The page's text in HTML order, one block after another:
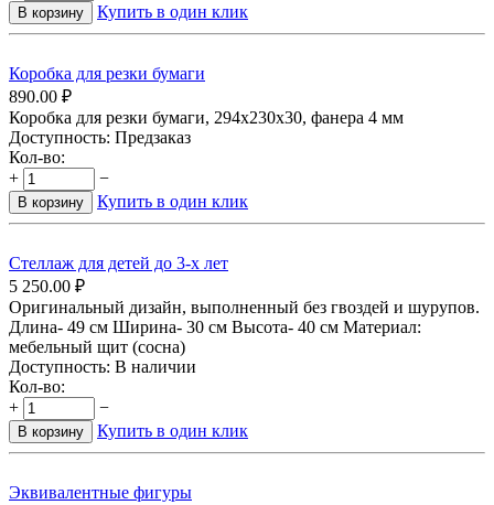
В корзину Купить в один клик
Коробка для резки бумаги
890.00 ₽
Коробка для резки бумаги, 294х230х30, фанера 4 мм
Доступность: Предзаказ
Кол-во:
+
−
В корзину Купить в один клик
Стеллаж для детей до 3-х лет
5 250.00 ₽
Оригинальный дизайн, выполненный без гвоздей и шурупов.
Длина- 49 см Ширина- 30 см Высота- 40 см Материал:
мебельный щит (сосна)
Доступность: В наличии
Кол-во:
+
−
В корзину Купить в один клик
Эквивалентные фигуры